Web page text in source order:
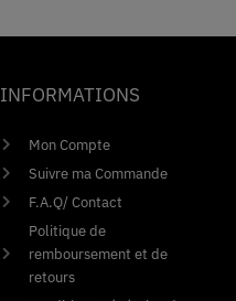
INFORMATIONS
Mon Compte
Suivre ma Commande
F.A.Q/ Contact
Politique de
remboursement et de
retours